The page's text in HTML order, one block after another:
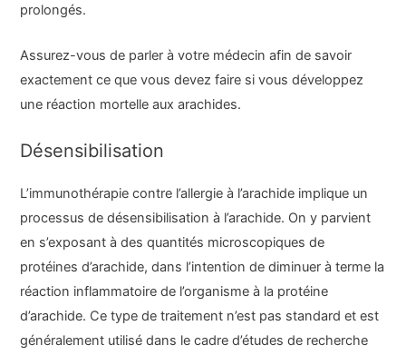
prolongés.
Assurez-vous de parler à votre médecin afin de savoir
exactement ce que vous devez faire si vous développez
une réaction mortelle aux arachides.
Désensibilisation
L’immunothérapie contre l’allergie à l’arachide implique un
processus de désensibilisation à l’arachide. On y parvient
en s’exposant à des quantités microscopiques de
protéines d’arachide, dans l’intention de diminuer à terme la
réaction inflammatoire de l’organisme à la protéine
d’arachide. Ce type de traitement n’est pas standard et est
généralement utilisé dans le cadre d’études de recherche